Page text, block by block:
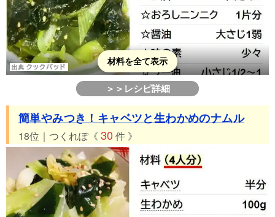
材料を全て表示
＞＞レシピ詳細
簡単やみつき！キャベツと生わかめのナムル
18位｜つくれぽ《 30 件 》